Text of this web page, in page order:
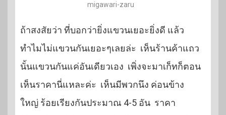
migawari-zaru
ถ้าสงสัยว่า ที่บอกว่ายิ่งแขวนเยอะยิ่งดี แล้ว
ทำไมไม่แขวนกันเยอะๆเลยล่ะ เห็นร้านค้าแถว
นั้นแขวนกันแค่อันเดียวเอง เพิ่งจะมาเก็ทก็ตอน
เห็นราคานี่แหละค่ะ เห็นมีพวกนึง ค่อนข้าง
ใหญ่ ร้อยเรียงกันประมาณ 4-5 อัน ราคา